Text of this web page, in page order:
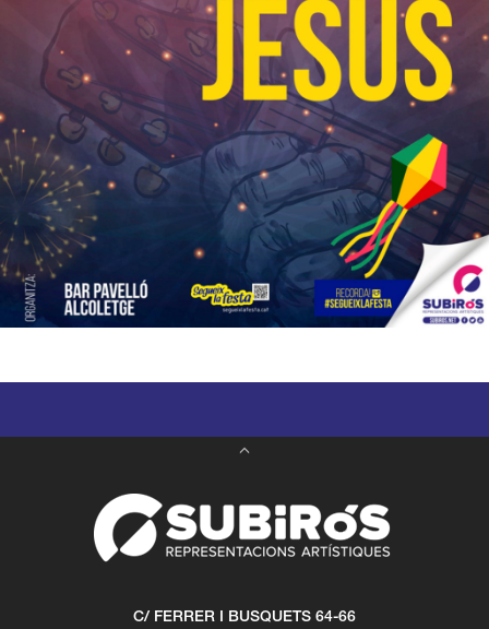
C/ FERRER I BUSQUETS 64-66